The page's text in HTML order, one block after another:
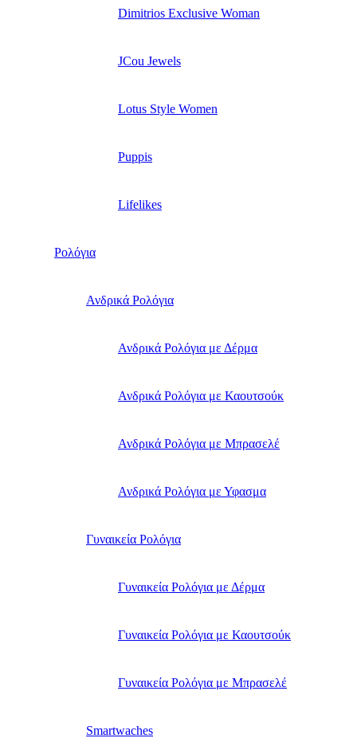
Dimitrios Exclusive Woman
JCou Jewels
Lotus Style Women
Puppis
Lifelikes
Ρολόγια
Ανδρικά Ρολόγια
Ανδρικά Ρολόγια με Δέρμα
Ανδρικά Ρολόγια με Καουτσούκ
Ανδρικά Ρολόγια με Μπρασελέ
Ανδρικά Ρολόγια με Υφασμα
Γυναικεία Ρολόγια
Γυναικεία Ρολόγια με Δέρμα
Γυναικεία Ρολόγια με Καουτσούκ
Γυναικεία Ρολόγια με Μπρασελέ
Smartwaches